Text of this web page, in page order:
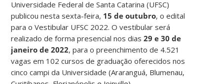
Universidade Federal de Santa Catarina (UFSC)
publicou nesta sexta-feira, 15 de outubro, o edital
para o Vestibular UFSC 2022. O vestibular será
realizado de forma presencial nos dias29 e 30 de
janeiro de 2022, para o preenchimento de 4.521
vagas em 102 cursos de graduação oferecidos nos
cinco campi da Universidade (Araranguá, Blumenau,